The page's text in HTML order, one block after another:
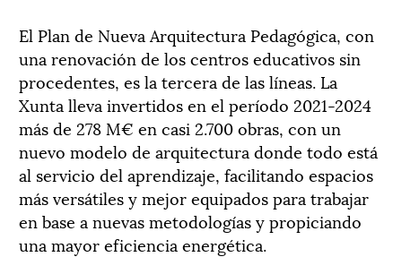
El Plan de Nueva Arquitectura Pedagógica, con
una renovación de los centros educativos sin
procedentes, es la tercera de las líneas. La
Xunta lleva invertidos en el período 2021-2024
más de 278 M€ en casi 2.700 obras, con un
nuevo modelo de arquitectura donde todo está
al servicio del aprendizaje, facilitando espacios
más versátiles y mejor equipados para trabajar
en base a nuevas metodologías y propiciando
una mayor eficiencia energética.